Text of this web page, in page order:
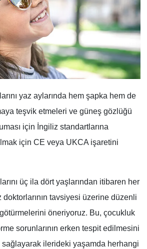
yaz aylarında hem şapka hem de
teşvik etmeleri ve güneş gözlüğü
için İngiliz standartlarına
için CE veya UKCA işaretini
üç ila dört yaşlarından itibaren her
doktorlarının tavsiyesi üzerine düzenli
öneriyoruz. Bu, çocukluk
sorunlarının erken tespit edilmesini
ilerideki yaşamda herhangi